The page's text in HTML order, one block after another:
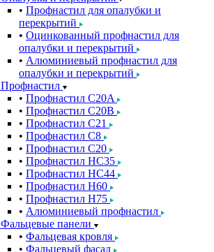
Профнастил для опалубки и
перекрытий
Оцинкованный профнастил для
опалубки и перекрытий
Алюминиевый профнастил для
опалубки и перекрытий
Профнастил
Профнастил С20A
Профнастил С20B
Профнастил С21
Профнастил С8
Профнастил С20
Профнастил НС35
Профнастил НС44
Профнастил Н60
Профнастил Н75
Алюминиевый профнастил
Фальцевые панели
Фальцевая кровля
Фальцевый фасад